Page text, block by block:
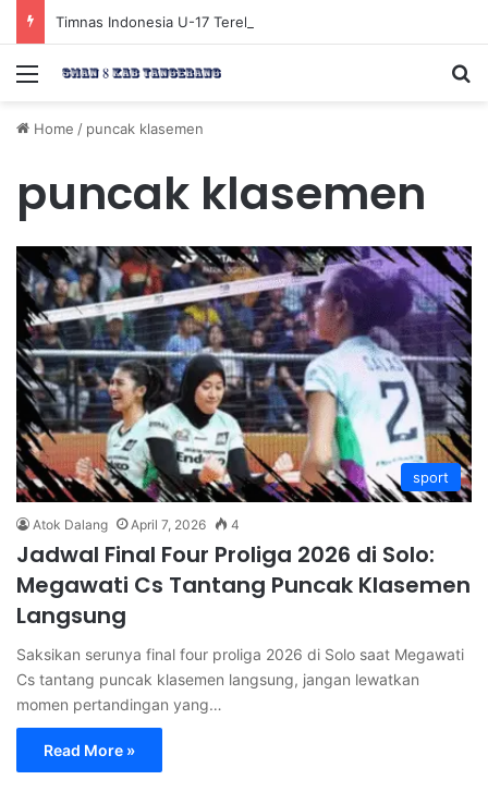
Menu
Home / puncak klasemen
puncak klasemen
sport
Atok Dalang April 7, 2026 4
Jadwal Final Four Proliga 2026 di Solo:
Megawati Cs Tantang Puncak Klasemen
Langsung
Saksikan serunya final four proliga 2026 di Solo saat Megawati
Cs tantang puncak klasemen langsung, jangan lewatkan
momen pertandingan yang…
Read More »